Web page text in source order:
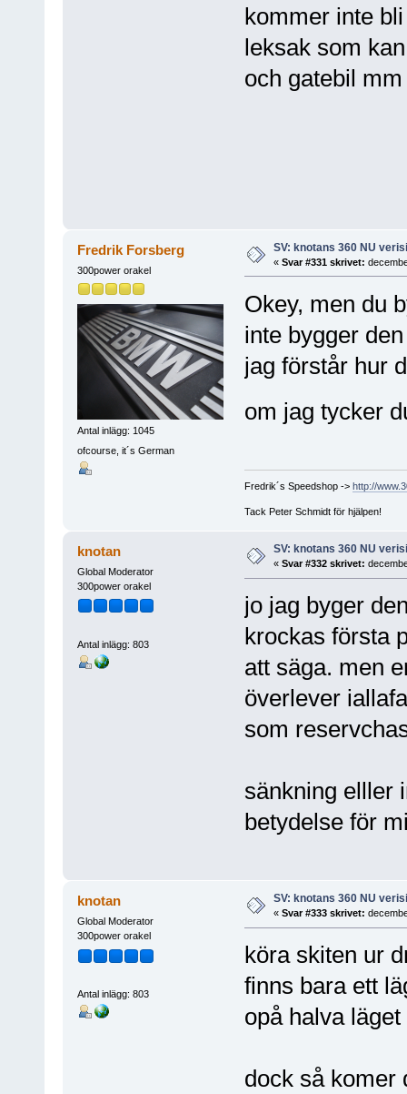
kommer inte
leksak som
och gatebil mm
Fredrik Forsberg
300power orakel
Antal inlägg: 1045
ofcourse, it´s German
SV: knotans 360 NU
« Svar #331 skrivet:
Okey, men du
inte bygger
jag förstår hur
om jag tycker
Fredrik´s Speedshop -> http://
Tack Peter Schmidt för hjälpen!
knotan
Global Moderator
300power orakel
Antal inlägg: 803
SV: knotans 360 NU
« Svar #332 skrivet:
jo jag byger
krockas första
att säga. men
överlever
som
sänkning elller
betydelse för
knotan
Global Moderator
300power orakel
Antal inlägg: 803
SV: knotans 360 NU
« Svar #333 skrivet:
köra skiten ur
finns bara ett
opå halva
dock så komer